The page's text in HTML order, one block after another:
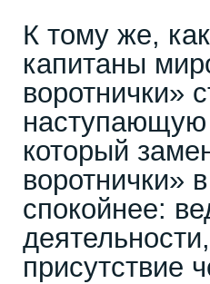
К тому же,
капитаны
воротнички»
наступающую
который
воротнички»
спокойнее:
присутствие